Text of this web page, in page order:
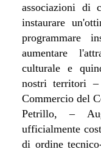
associazioni di
instaurare
programmare
aumentare
culturale e
nostri territori –
Commercio del
Petrillo, –
ufficialmente
di ordine